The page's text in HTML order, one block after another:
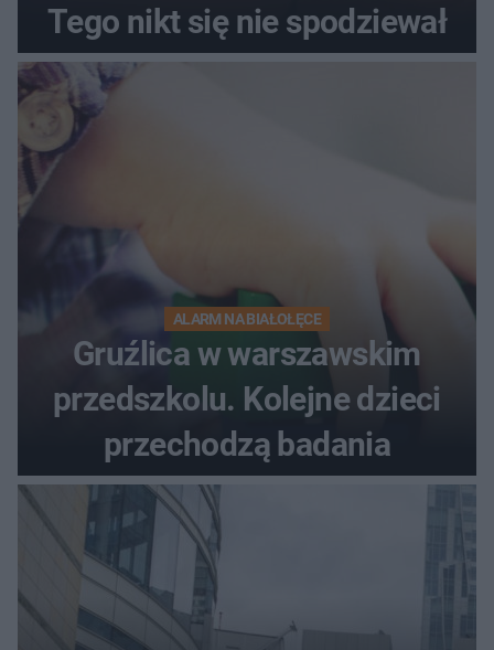
Tego nikt się nie spodziewał
ALARM NA BIAŁOŁĘCE
Gruźlica w warszawskim
przedszkolu. Kolejne dzieci
przechodzą badania